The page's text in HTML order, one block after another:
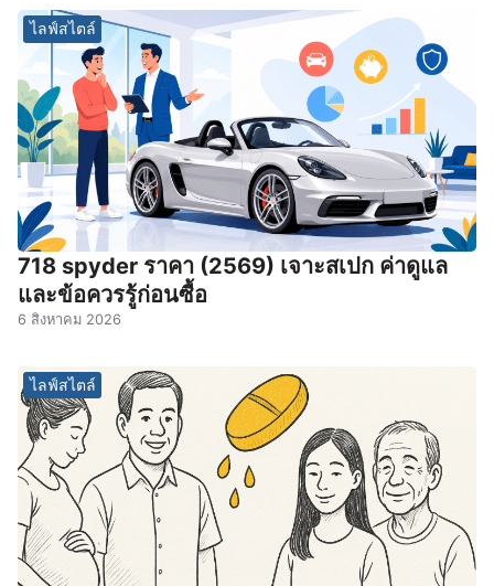
ไลฟ์สไตล์
718 spyder ราคา (2569) เจาะสเปก ค่าดูแล
และข้อควรรู้ก่อนซื้อ
6 สิงหาคม 2026
ไลฟ์สไตล์